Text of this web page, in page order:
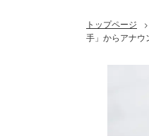
トップページ >
手」からアナウ